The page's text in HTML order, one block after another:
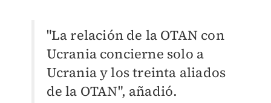
"La relación de la OTAN con
Ucrania concierne solo a
Ucrania y los treinta aliados
de la OTAN", añadió.